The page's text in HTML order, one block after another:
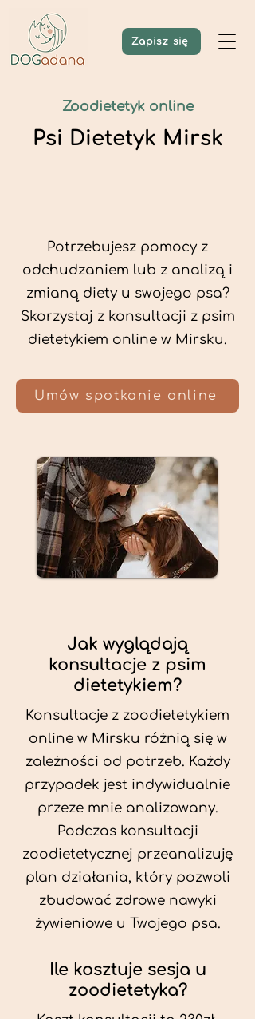
Zapisz się
Zoodietetyk online
Psi Dietetyk Mirsk
Potrzebujesz pomocy z
odchudzaniem lub z analizą i
zmianą diety u swojego psa?
Skorzystaj z konsultacji z psim
dietetykiem online w Mirsku.
Umów spotkanie online
Jak wyglądają
konsultacje z psim
dietetykiem?
Konsultacje z zoodietetykiem
online w Mirsku różnią się w
zależności od potrzeb. Każdy
przypadek jest indywidualnie
przeze mnie analizowany.
Podczas konsultacji
zoodietetycznej przeanalizuję
plan działania, który pozwoli
zbudować zdrowe nawyki
żywieniowe u Twojego psa.
Ile kosztuje sesja u
zoodietetyka?